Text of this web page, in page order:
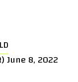
June 8, 2022